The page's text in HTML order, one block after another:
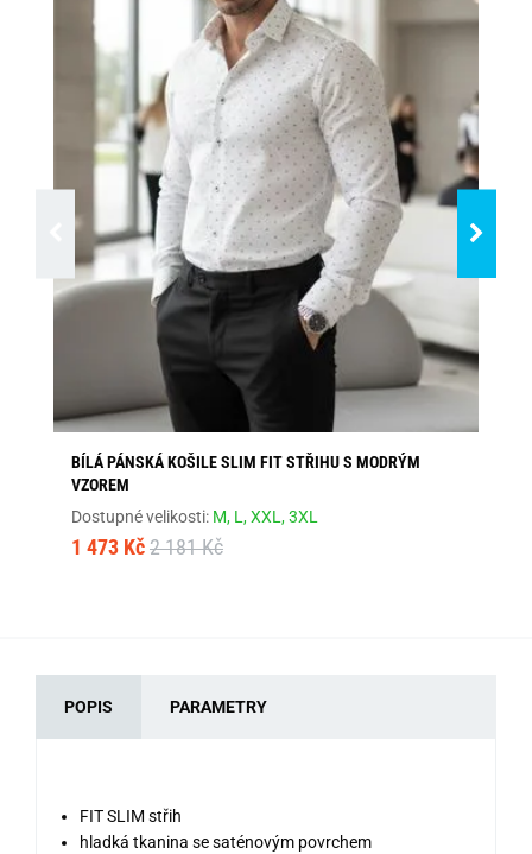
BÍLÁ PÁNSKÁ KOŠILE SLIM FIT STŘIHU S MODRÝM
VZOREM
Dostupné velikosti: M, L,XXL,3XL
1 473 Kč 2 181 Kč
POPIS PARAMETRY
FIT SLIM střih
hladká tkanina se saténovým povrchem